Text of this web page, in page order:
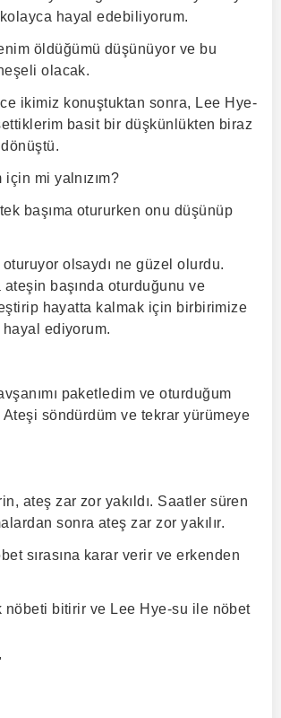
hayal edebiliyorum.
öldüğümü düşünüyor ve bu
olacak.
ikimiz konuştuktan sonra, Lee Hye-
basit bir düşkünlükten biraz
için mi yalnızım?
başıma otururken onu düşünüp
oturuyor olsaydı ne güzel olurdu.
ateşin başında oturduğunu ve
hayatta kalmak için birbirimize
ediyorum.
paketledim ve oturduğum
Ateşi söndürdüm ve tekrar yürümeye
ateş zar zor yakıldı. Saatler süren
sonra ateş zar zor yakılır.
sırasına karar verir ve erkenden
nöbeti bitirir ve Lee Hye-su ile nöbet